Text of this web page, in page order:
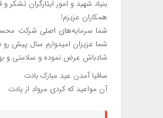
بنیاد شهید و امور ایثارگران تشکر و
همکاران عزیزم!
شما سرمایه‌های اصلی شرکت
شما عزیزان امیدوارم سال پیش
شادباش عرض نموده و سلامتی و
ساقیا آمدن عید مبارک بادت
آن مواعید که کردی مرواد از یادت